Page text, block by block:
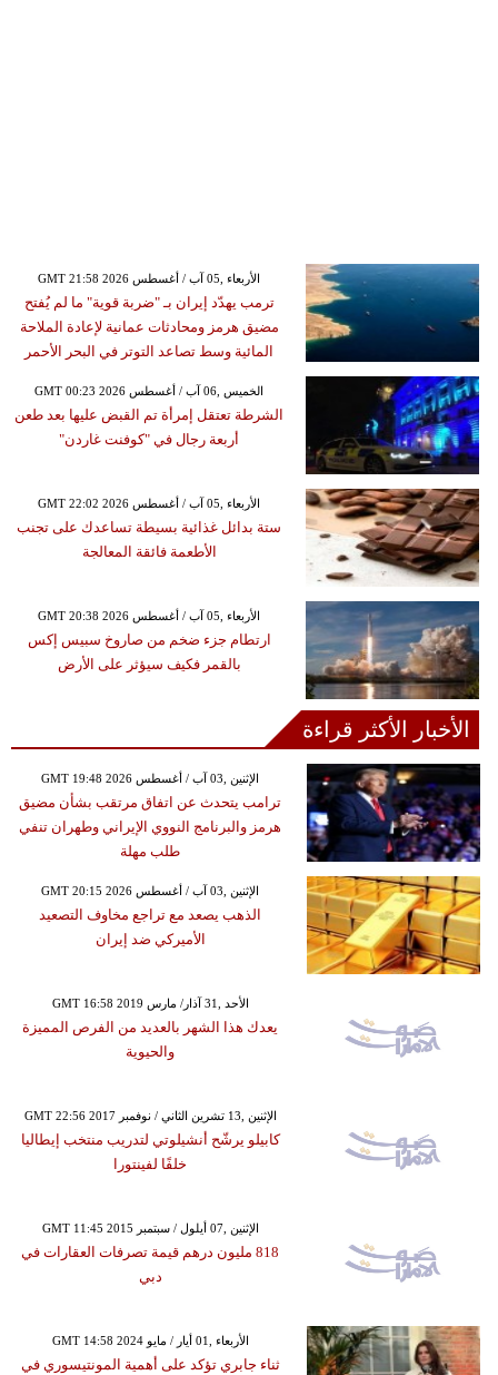
GMT 21:58 2026 الأربعاء ,05 آب / أغسطس
ترمب يهدّد إيران بـ "ضربة قوية" ما لم يُفتح
مضيق هرمز ومحادثات عمانية لإعادة الملاحة
المائية وسط تصاعد التوتر في البحر الأحمر
GMT 00:23 2026 الخميس ,06 آب / أغسطس
الشرطة تعتقل إمرأة تم القبض عليها بعد طعن
أربعة رجال في "كوفنت غاردن"
GMT 22:02 2026 الأربعاء ,05 آب / أغسطس
ستة بدائل غذائية بسيطة تساعدك على تجنب
الأطعمة فائقة المعالجة
GMT 20:38 2026 الأربعاء ,05 آب / أغسطس
ارتطام جزء ضخم من صاروخ سبيس إكس
بالقمر فكيف سيؤثر على الأرض
الأخبار الأكثر قراءة
GMT 19:48 2026 الإثنين ,03 آب / أغسطس
ترامب يتحدث عن اتفاق مرتقب بشأن مضيق
هرمز والبرنامج النووي الإيراني وطهران تنفي
طلب مهلة
GMT 20:15 2026 الإثنين ,03 آب / أغسطس
الذهب يصعد مع تراجع مخاوف التصعيد
الأميركي ضد إيران
GMT 16:58 2019 الأحد ,31 آذار/ مارس
يعدك هذا الشهر بالعديد من الفرص المميزة
والحيوية
GMT 22:56 2017 الإثنين ,13 تشرين الثاني / نوفمبر
كابيلو يرشّح أنشيلوتي لتدريب منتخب إيطاليا
خلفًا لفينتورا
GMT 11:45 2015 الإثنين ,07 أيلول / سبتمبر
818 مليون درهم قيمة تصرفات العقارات في
دبي
GMT 14:58 2024 الأربعاء ,01 أيار / مايو
ثناء جابري تؤكد على أهمية المونتيسوري في